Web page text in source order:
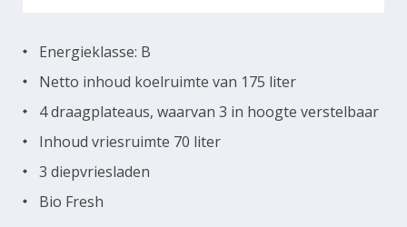
Energieklasse: B
Netto inhoud koelruimte van 175 liter
4 draagplateaus, waarvan 3 in hoogte verstelbaar
Inhoud vriesruimte 70 liter
3 diepvriesladen
Bio Fresh